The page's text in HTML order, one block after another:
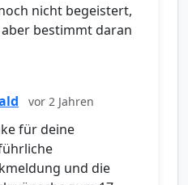
nicht begeistert,
bestimmt daran
vor 2 Jahren
für deine
und die